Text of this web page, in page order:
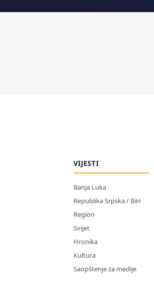
VIJESTI
Banja Luka
Republika Srpska / BiH
Region
Svijet
Hronika
Kultura
Saopštenje za medije